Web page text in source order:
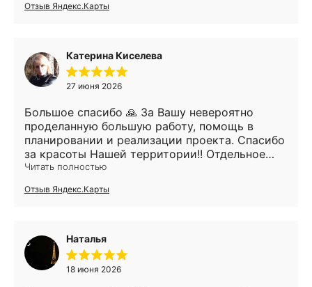
работников. С Екатериной и Николаем очень
слаженный механизм. Ребята работящие и
знающие свое дело под предводительством
бдительного Джаника. Приятно удивлены, что
когда нет вопросов. Теперь у нас красота! Еще
раз спасибо!
Отзыв Яндекс.Карты
Катерина Киселева
27 июня 2026
Большое спасибо 🙏 За Вашу невероятно
проделанную большую работу, помощь в
планировании и реализации проекта. Спасибо
за красоты Нашей территории!! Отдельное
спасибо!!!! Нашей феи -Анне❤️ и ее команде!
плану . И только тепло в сердце!!! Пока не
хорошо 👌
Читать полностью
Отзыв Яндекс.Карты
Наталья
18 июня 2026